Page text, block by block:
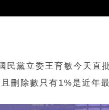
民黨立委王育敏今天直
刪除數只有1%是近年最